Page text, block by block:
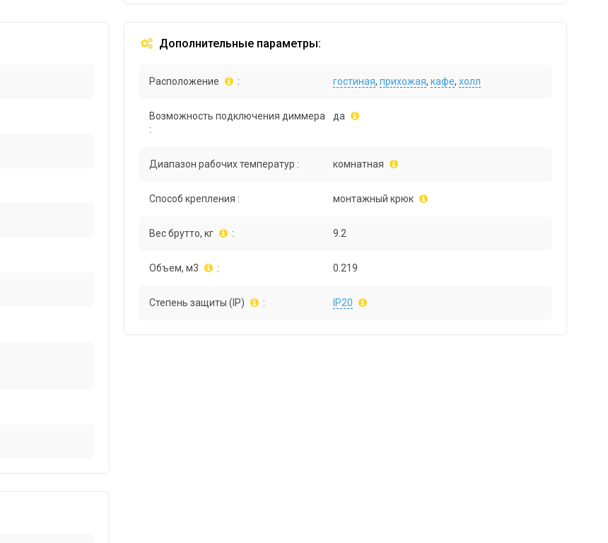
Дополнительные параметры:
Расположение : гостиная,прихожая,кафе,холл
Возможность подключения диммера
:
да
Диапазон рабочих температур : комнатная
Способ крепления : монтажный крюк
Вес брутто, кг : 9.2
Объем, м3 : 0.219
Степень защиты (IP) : IP20